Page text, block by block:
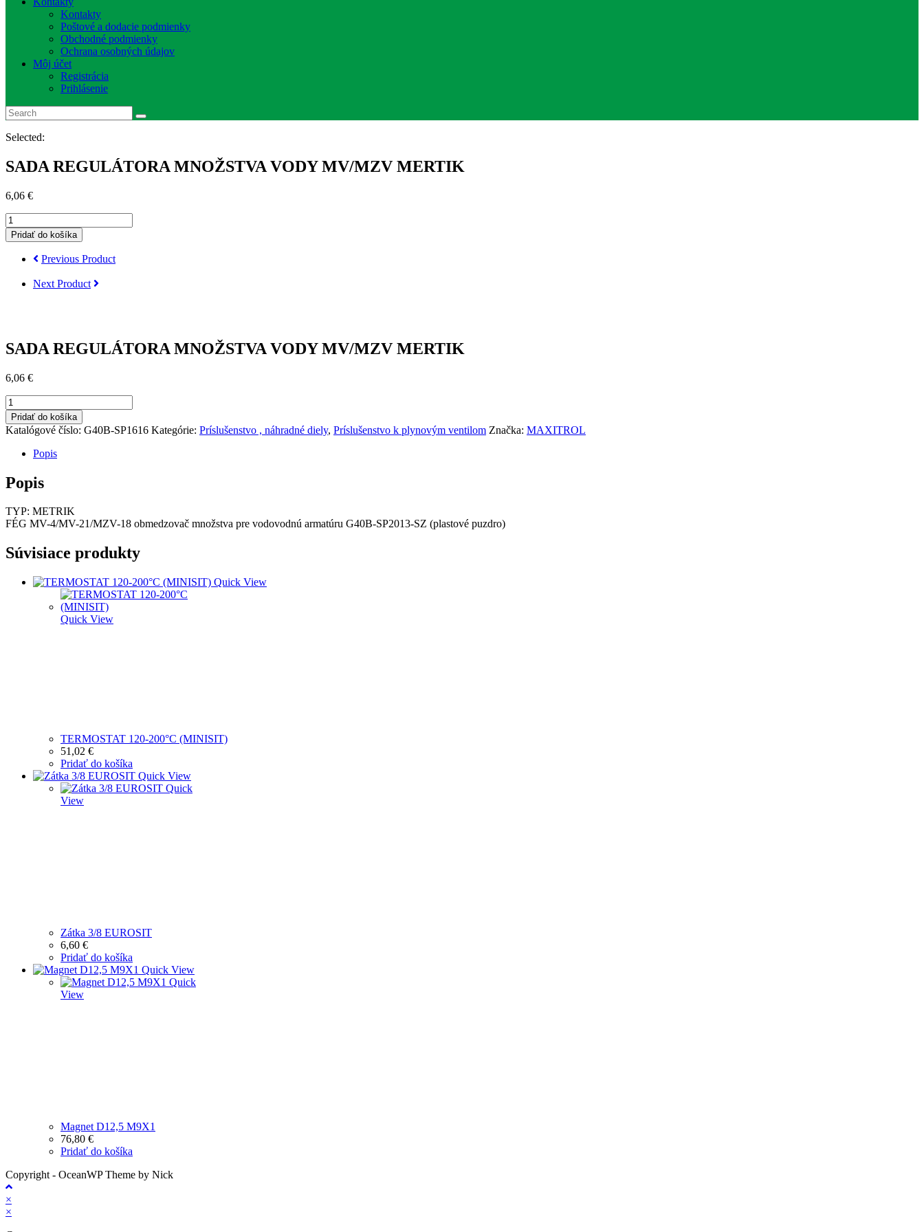
Kontakty
Poštové a dodacie podmienky
Obchodné podmienky
Ochrana osobných údajov
Môj účet
Registrácia
Prihlásenie
Selected:
SADA REGULÁTORA MNOŽSTVA VODY MV/MZV MERTIK
6,06 €
množstvo
SADA
REGULÁTORA
MNOŽSTVA
MV/MZV
MERTIK
Pridať do košíka
Previous Product
Next Product
SADA REGULÁTORA MNOŽSTVA VODY MV/MZV MERTIK
6,06 €
množstvo
SADA
REGULÁTORA
MNOŽSTVA
VODY
MV/MZV
MERTIK
Pridať do košíka
Katalógové číslo: G40B-SP1616 Kategórie: Príslušenstvo , náhradné diely, Príslušenstvo k plynovým ventilom Značka: MAXITROL
Popis
Popis
TYP: METRIK
FÉG MV-4/MV-21/MZV-18 obmedzovač množstva pre vodovodnú armatúru G40B-SP2013-SZ (plastové puzdro)
Súvisiace produkty
Quick View
Quick View
TERMOSTAT 120-200°C (MINISIT)
51,02 €
Pridať do košíka
Quick View
Quick
View
Zátka 3/8 EUROSIT
6,60 €
Pridať do košíka
Quick View
Quick
View
Magnet D12,5 M9X1
76,80 €
Pridať do košíka
Copyright - OceanWP Theme by Nick
×
×